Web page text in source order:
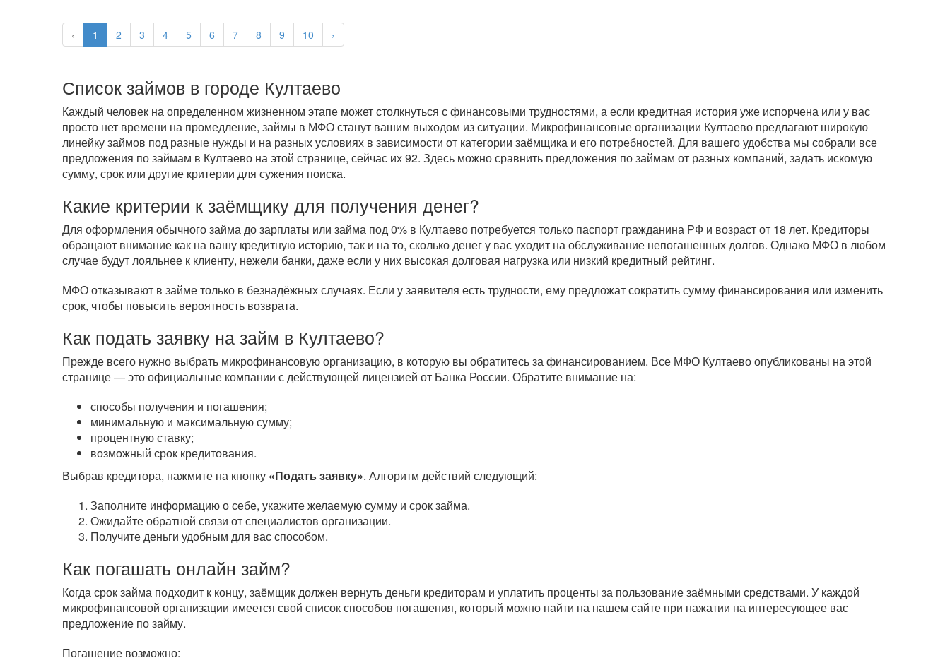
‹ 1 2 3 4 5 6 7 8 9 10 ›
Список займов в городе Култаево
Каждый человек на определенном жизненном этапе может столкнуться с финансовыми трудностями, а если кредитная история уже испорчена или у вас
просто нет времени на промедление, займы в МФО станут вашим выходом из ситуации. Микрофинансовые организации Култаево предлагают широкую
линейку займов под разные нужды и на разных условиях в зависимости от категории заёмщика и его потребностей. Для вашего удобства мы собрали все
предложения по займам в Култаево на этой странице, сейчас их 92. Здесь можно сравнить предложения по займам от разных компаний, задать искомую
сумму, срок или другие критерии для сужения поиска.
Какие критерии к заёмщику для получения денег?
Для оформления обычного займа до зарплаты или займа под 0% в Култаево потребуется только паспорт гражданина РФ и возраст от 18 лет. Кредиторы
обращают внимание как на вашу кредитную историю, так и на то, сколько денег у вас уходит на обслуживание непогашенных долгов. Однако МФО в любом
случае будут лояльнее к клиенту, нежели банки, даже если у них высокая долговая нагрузка или низкий кредитный рейтинг.
МФО отказывают в займе только в безнадёжных случаях. Если у заявителя есть трудности, ему предложат сократить сумму финансирования или изменить
срок, чтобы повысить вероятность возврата.
Как подать заявку на займ в Култаево?
Прежде всего нужно выбрать микрофинансовую организацию, в которую вы обратитесь за финансированием. Все МФО Култаево опубликованы на этой
странице — это официальные компании с действующей лицензией от Банка России. Обратите внимание на:
способы получения и погашения;
минимальную и максимальную сумму;
процентную ставку;
возможный срок кредитования.
Выбрав кредитора, нажмите на кнопку «Подать заявку». Алгоритм действий следующий:
Заполните информацию о себе, укажите желаемую сумму и срок займа.
Ожидайте обратной связи от специалистов организации.
Получите деньги удобным для вас способом.
Как погашать онлайн займ?
Когда срок займа подходит к концу, заёмщик должен вернуть деньги кредиторам и уплатить проценты за пользование заёмными средствами. У каждой
микрофинансовой организации имеется свой список способов погашения, который можно найти на нашем сайте при нажатии на интересующее вас
предложение по займу.
Погашение возможно: